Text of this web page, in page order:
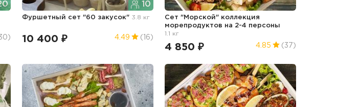
10
Фуршетный сет "60 закусок" 3.8 кг
10 400 ₽ 4.49 (16)
Сет "Морской" коллекция
морепродуктов на 2-4 персоны
1.1 кг
4 850 ₽ 4.85 (37)